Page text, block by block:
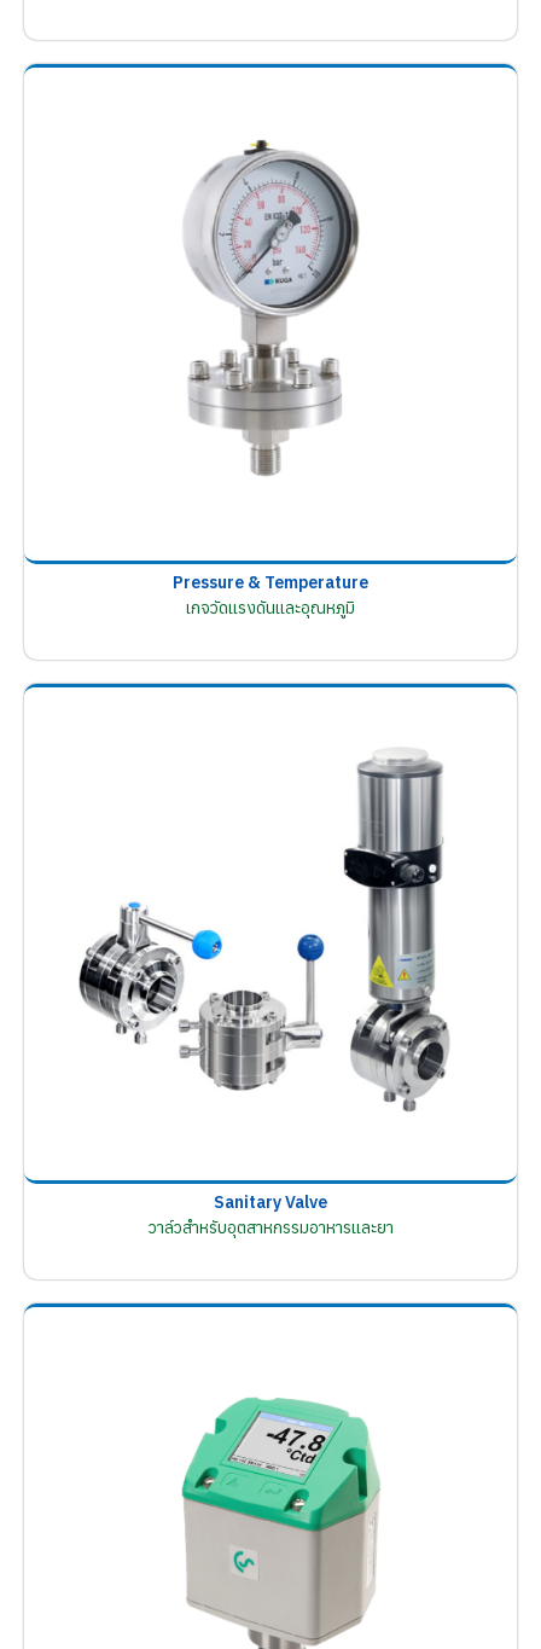
Pressure & Temperature
เกจวัดแรงดันและอุณหภูมิ
Sanitary Valve
วาล์วสำหรับอุตสาหกรรมอาหารและยา